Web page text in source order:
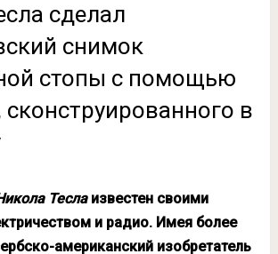
сделал
снимок
стопы с помощью
сконструированного в
Теслаизвестен своими
и радио. Имея более
американский изобретатель